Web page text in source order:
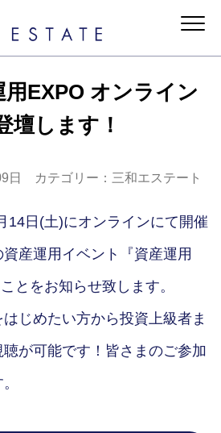
用EXPO オンライン
壇します！
日 カテゴリー：三和エステート
14日(土)にオンラインにて開催
産運用イベント『資産運用
とをお知らせ致します。
じめたい方から投資上級者ま
が可能です！皆さまのご参加